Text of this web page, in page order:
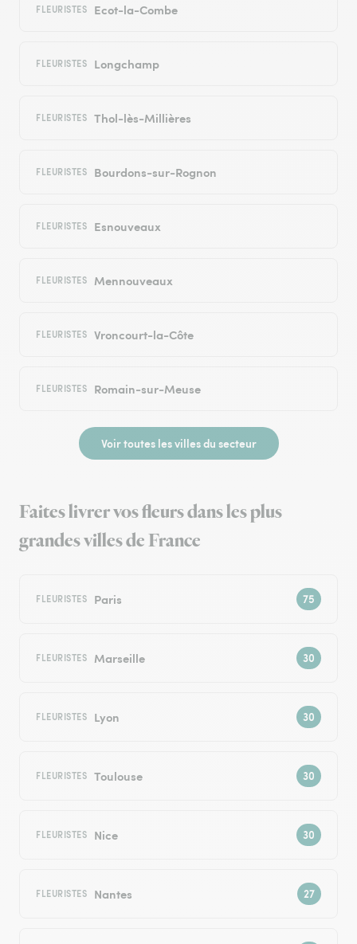
FLEURISTES Ecot-la-Combe
FLEURISTES Longchamp
FLEURISTES Thol-lès-Millières
FLEURISTES Bourdons-sur-Rognon
FLEURISTES Esnouveaux
FLEURISTES Mennouveaux
FLEURISTES Vroncourt-la-Côte
FLEURISTES Romain-sur-Meuse
Voir toutes les villes du secteur
Faites livrer vos fleurs dans les plus
grandes villes de France
FLEURISTES Paris
FLEURISTES Marseille
FLEURISTES Lyon
FLEURISTES Toulouse
FLEURISTES Nice
FLEURISTES Nantes